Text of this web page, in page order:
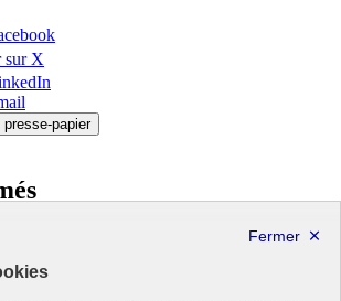
sur X
papier
lettre d’information ODDyssée vers 2030